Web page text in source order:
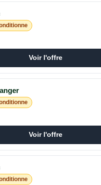
Voir l'offre
Voir l'offre